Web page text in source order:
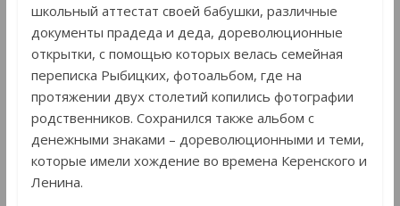
школьный аттестат своей бабушки, различные
документы прадеда и деда, дореволюционные
открытки, с помощью которых велась семейная
переписка Рыбицких, фотоальбом, где на
протяжении двух столетий копились фотографии
родственников. Сохранился также альбом с
денежными знаками – дореволюционными и теми,
которые имели хождение во времена Керенского и
Ленина.